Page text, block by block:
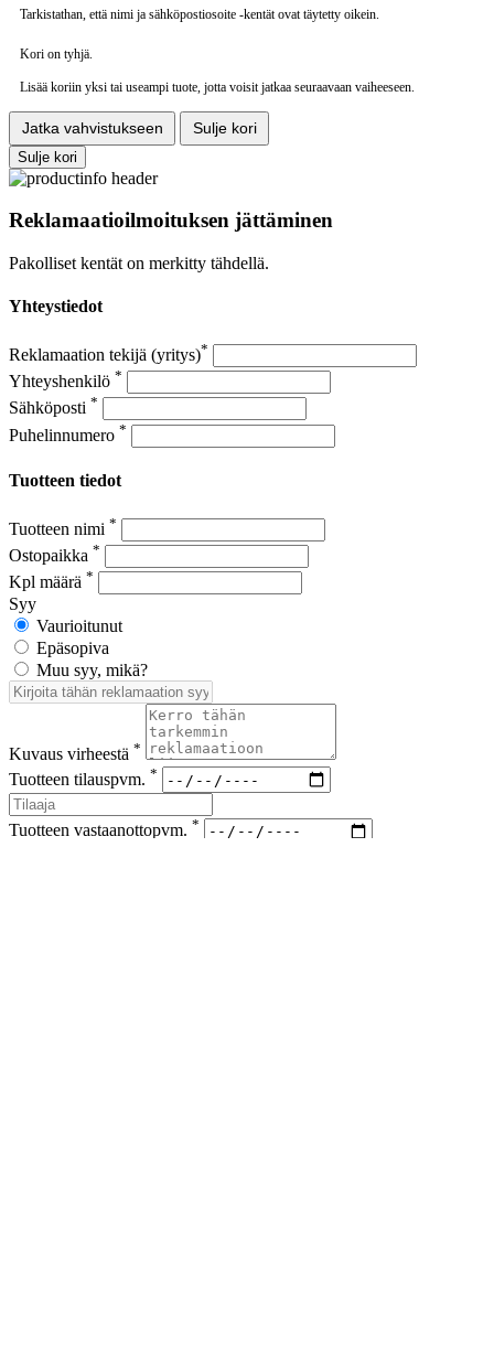
Tarkistathan, että nimi ja sähköpostiosoite -kentät ovat täytetty oikein.
Kori on tyhjä.
Lisää koriin yksi tai useampi tuote, jotta voisit jatkaa seuraavaan vaiheeseen.
Jatka vahvistukseen
Sulje kori
Sulje kori
Reklamaatioilmoituksen jättäminen
Pakolliset kentät on merkitty tähdellä.
Yhteystiedot
Reklamaation tekijä (yritys)*
Yhteyshenkilö *
Sähköposti *
Puhelinnumero *
Tuotteen tiedot
Tuotteen nimi *
Ostopaikka *
Kpl määrä *
Syy
Vaurioitunut
Epäsopiva
Muu syy, mikä?
Kuvaus virheestä *
Tuotteen tilauspvm. *
Tuotteen vastaanottopvm. *